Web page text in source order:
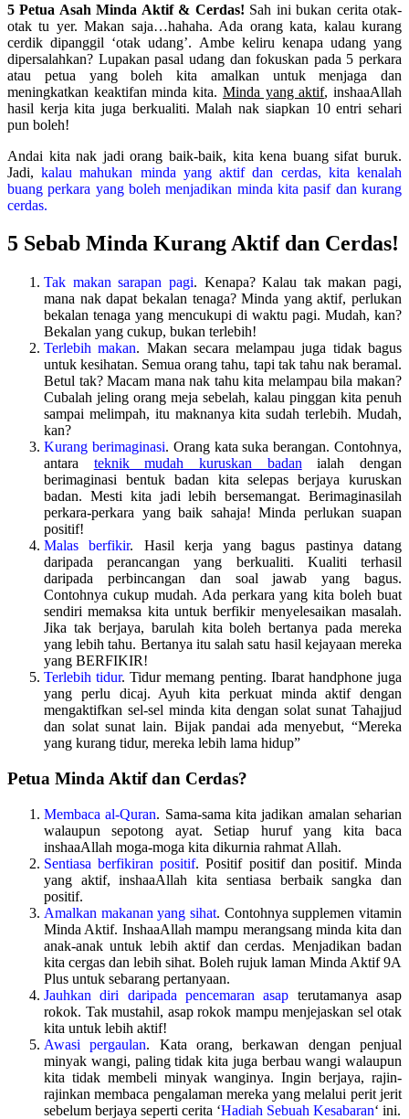
5 Petua Asah Minda Aktif & Cerdas! Sah ini bukan cerita otak-
otak tu yer. Makan saja…hahaha. Ada orang kata, kalau kurang
cerdik dipanggil ‘otak udang’. Ambe keliru kenapa udang yang
dipersalahkan? Lupakan pasal udang dan fokuskan pada 5 perkara
atau petua yang boleh kita amalkan untuk menjaga dan
meningkatkan keaktifan minda kita. Minda yang aktif, inshaaAllah
hasil kerja kita juga berkualiti. Malah nak siapkan 10 entri sehari
pun boleh!
Andai kita nak jadi orang baik-baik, kita kena buang sifat buruk.
Jadi,kalau mahukan minda yang aktif dan cerdas, kita kenalah
buang perkara yang boleh menjadikan minda kita pasif dan kurang
cerdas.
5 Sebab Minda Kurang Aktif dan Cerdas!
Tak makan sarapan pagi. Kenapa? Kalau tak makan pagi,
mana nak dapat bekalan tenaga? Minda yang aktif, perlukan
bekalan tenaga yang mencukupi di waktu pagi. Mudah, kan?
Bekalan yang cukup, bukan terlebih!
Terlebih makan. Makan secara melampau juga tidak bagus
untuk kesihatan. Semua orang tahu, tapi tak tahu nak beramal.
Betul tak? Macam mana nak tahu kita melampau bila makan?
Cubalah jeling orang meja sebelah, kalau pinggan kita penuh
sampai melimpah, itu maknanya kita sudah terlebih. Mudah,
kan?
Kurang berimaginasi. Orang kata suka berangan. Contohnya,
antara teknik mudah kuruskan badan ialah dengan
berimaginasi bentuk badan kita selepas berjaya kuruskan
badan. Mesti kita jadi lebih bersemangat. Berimaginasilah
perkara-perkara yang baik sahaja! Minda perlukan suapan
positif!
Malas berfikir. Hasil kerja yang bagus pastinya datang
daripada perancangan yang berkualiti. Kualiti terhasil
daripada perbincangan dan soal jawab yang bagus.
Contohnya cukup mudah. Ada perkara yang kita boleh buat
sendiri memaksa kita untuk berfikir menyelesaikan masalah.
Jika tak berjaya, barulah kita boleh bertanya pada mereka
yang lebih tahu. Bertanya itu salah satu hasil kejayaan mereka
yang BERFIKIR!
Terlebih tidur. Tidur memang penting. Ibarat handphone juga
yang perlu dicaj. Ayuh kita perkuat minda aktif dengan
mengaktifkan sel-sel minda kita dengan solat sunat Tahajjud
dan solat sunat lain. Bijak pandai ada menyebut, “Mereka
yang kurang tidur, mereka lebih lama hidup”
Petua Minda Aktif dan Cerdas?
Membaca al-Quran. Sama-sama kita jadikan amalan seharian
walaupun sepotong ayat. Setiap huruf yang kita baca
inshaaAllah moga-moga kita dikurnia rahmat Allah.
Sentiasa berfikiran positif. Positif positif dan positif. Minda
yang aktif, inshaaAllah kita sentiasa berbaik sangka dan
positif.
Amalkan makanan yang sihat. Contohnya supplemen vitamin
Minda Aktif. InshaaAllah mampu merangsang minda kita dan
anak-anak untuk lebih aktif dan cerdas. Menjadikan badan
kita cergas dan lebih sihat. Boleh rujuk laman Minda Aktif 9A
Plus untuk sebarang pertanyaan.
Jauhkan diri daripada pencemaran asap terutamanya asap
rokok. Tak mustahil, asap rokok mampu menjejaskan sel otak
kita untuk lebih aktif!
Awasi pergaulan. Kata orang, berkawan dengan penjual
minyak wangi, paling tidak kita juga berbau wangi walaupun
kita tidak membeli minyak wanginya. Ingin berjaya, rajin-
rajinkan membaca pengalaman mereka yang melalui perit jerit
sebelum berjaya seperti cerita ‘Hadiah Sebuah Kesabaran‘ ini.